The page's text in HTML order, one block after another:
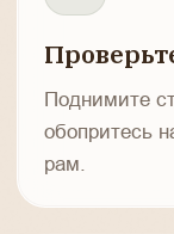
Поднимите
обопритесь
рам.